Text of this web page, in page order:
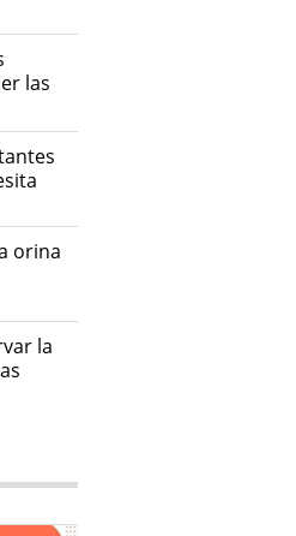
las
orina
la